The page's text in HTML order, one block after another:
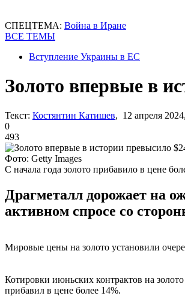
СПЕЦТЕМА: Война в Иране
ВСЕ ТЕМЫ
Вступление Украины в ЕС
Золото впервые в
Текст: Костянтин Катишев, 12 апреля
0
493
Фото: Getty Images
С начала года золото прибавило в цене
Драгметалл дорожает на
активном спросе со
Мировые цены на золото установили
Котировки июньских контрактов на
прибавил в цене более 14%.